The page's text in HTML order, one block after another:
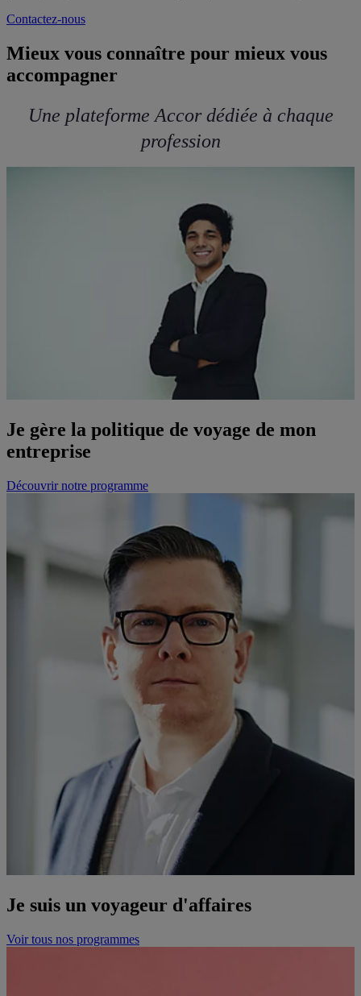
Contactez-nous
Mieux vous connaître pour mieux vous
accompagner
Une plateforme Accor dédiée à chaque
profession
Je gère la politique de voyage de mon
entreprise
Découvrir notre programme
Je suis un voyageur d'affaires
Voir tous nos programmes